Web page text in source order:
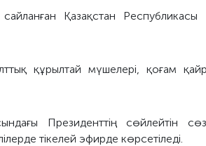
Қазақстан Республикасы
құрылтай мүшелері, қоғам
Президенттің сөйлейтін
тікелей эфирде көрсетіледі.